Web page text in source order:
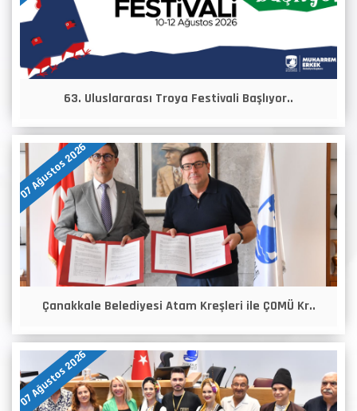
63. Uluslararası Troya Festivali Başlıyor..
07 Ağustos 2026
Çanakkale Belediyesi Atam Kreşleri ile ÇOMÜ Kr..
07 Ağustos 2026